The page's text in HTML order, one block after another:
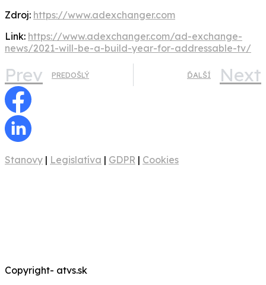
Zdroj: https://www.adexchanger.com
Link: https://www.adexchanger.com/ad-exchange-
news/2021-will-be-a-build-year-for-addressable-tv/
Prev PREDOŠLÝ ĎALŠÍ Next
Stanovy | Legislatíva | GDPR | Cookies
Copyright- atvs.sk